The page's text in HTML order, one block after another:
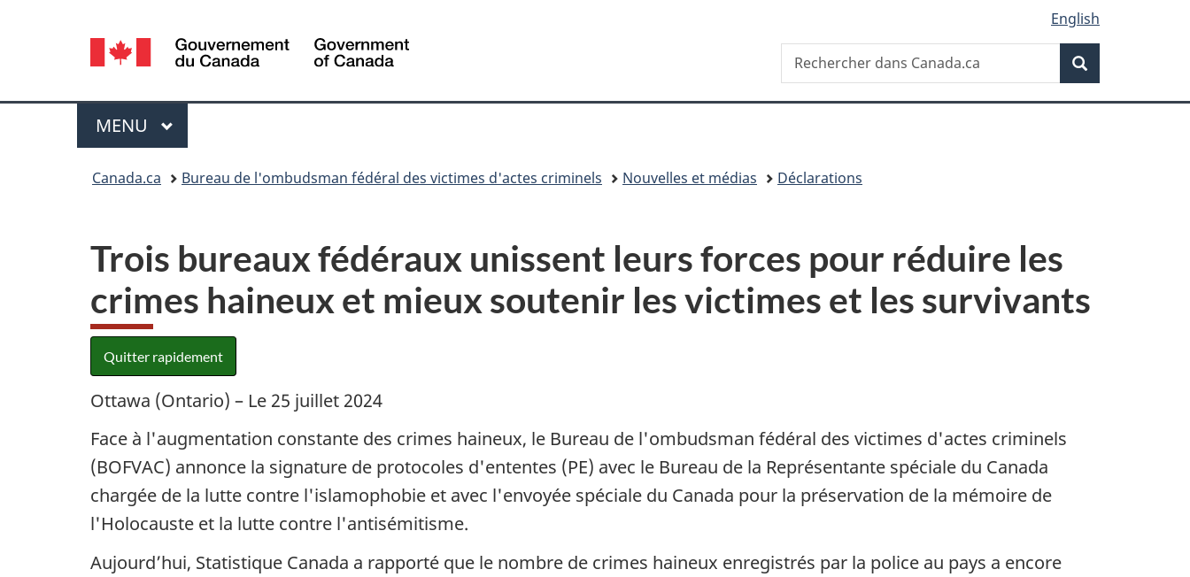
sujet
HTML
Sélection
de
la
langue
English
Canada
Recherche
Rechercher
dans
Menu
MENU PRINCIPAL
Canada.ca Bureau de l'ombudsman fédéral des victimes d'actes criminels Nouvelles et médias Déclarations
Trois bureaux fédéraux unissent leurs forces pour réduire les
crimes haineux et mieux soutenir les victimes et les survivants
Quitter rapidement
Ottawa (Ontario) – Le 25 juillet 2024
Face à l'augmentation constante des crimes haineux, le Bureau de l'ombudsman fédéral des victimes d'actes criminels
(BOFVAC) annonce la signature de protocoles d'ententes (PE) avec le Bureau de la Représentante spéciale du Canada
chargée de la lutte contre l'islamophobie et avec l'envoyée spéciale du Canada pour la préservation de la mémoire de
l'Holocauste et la lutte contre l'antisémitisme.
Aujourd’hui, Statistique Canada a rapporté que le nombre de crimes haineux enregistrés par la police au pays a encore